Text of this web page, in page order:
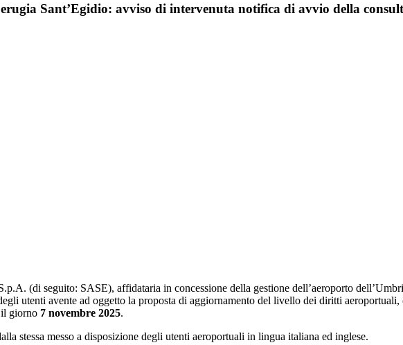
Sant’Egidio: avviso di intervenuta notifica di avvio della
(di seguito: SASE), affidataria in concessione della gestione dell’aeroporto
utenti avente ad oggetto la proposta di aggiornamento del livello dei diritti
il giorno 7 novembre 2025.
stessa messo a disposizione degli utenti aeroportuali in lingua italiana ed inglese.